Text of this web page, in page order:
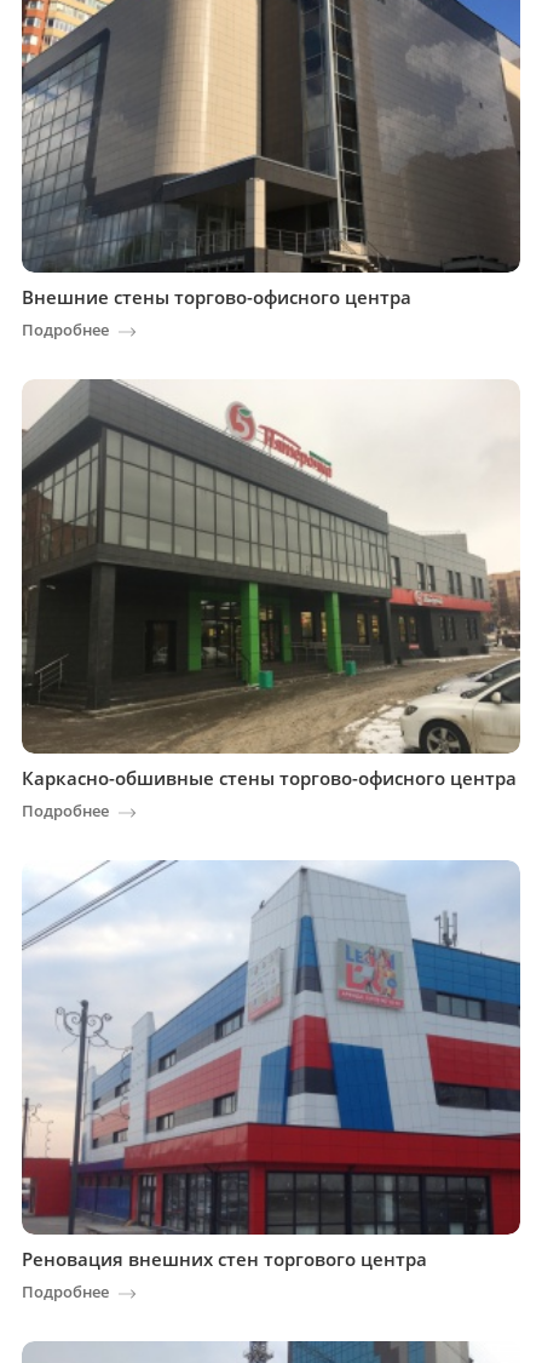
Внешние стены торгово-офисного центра
Подробнее
Каркасно-обшивные стены торгово-офисного центра
Подробнее
Реновация внешних стен торгового центра
Подробнее